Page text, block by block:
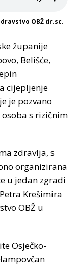
OBŽ dr.sc.
županije
Belišće,
cijepljenje
je pozvano
s rizičnim
zdravlja, s
organizirana
u jedan zgradi
Krešimira
OBŽ u
Osječko-